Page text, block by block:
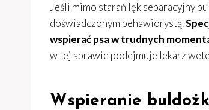
Jeśli mimo starań lęk separacyjny
doświadczonym behawiorystą.
wspierać psa w trudnych
w tej sprawie podejmuje lekarz
Wspieranie